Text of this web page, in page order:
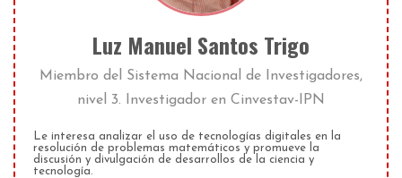
Luz Manuel Santos Trigo
Miembro del Sistema Nacional de Investigadores,
nivel 3. Investigador en Cinvestav-IPN
Le interesa analizar el uso de tecnologías digitales en la
resolución de problemas matemáticos y promueve la
discusión y divulgación de desarrollos de la ciencia y
tecnología.